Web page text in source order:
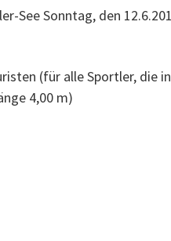
See Sonntag, den
(für alle Sportler,
4,00 m)